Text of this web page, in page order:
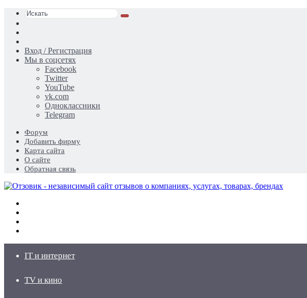
Искать
статья
Вход / Регистрация
Мы в соцсетях
Facebook
Twitter
YouTube
vk.com
Одноклассники
Telegram
Форум
Добавить фирму
Карта сайта
О сайте
Обратная связь
IT и интернет
TV и кино